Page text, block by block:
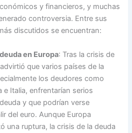
y financieros, y muchas
controversia. Entre sus
discutidos se encuentran:
en Europa: Tras la crisis de
que varios países de la
los deudores como
e Italia, enfrentarían serios
y que podrían verse
del euro. Aunque Europa
una ruptura, la crisis de la deuda